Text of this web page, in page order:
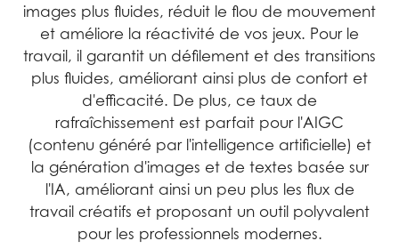
images plus fluides, réduit le flou de mouvement
et améliore la réactivité de vos jeux. Pour le
travail, il garantit un défilement et des transitions
plus fluides, améliorant ainsi plus de confort et
d'efficacité. De plus, ce taux de
rafraîchissement est parfait pour l'AIGC
(contenu généré par l'intelligence artificielle) et
la génération d'images et de textes basée sur
l'IA, améliorant ainsi un peu plus les flux de
travail créatifs et proposant un outil polyvalent
pour les professionnels modernes.